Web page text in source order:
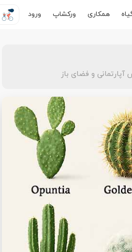
همکاری ورکشاپ ورود
و فضای باز